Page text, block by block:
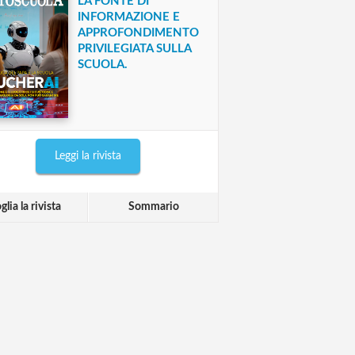
INFORMAZIONE E
APPROFONDIMENTO
PRIVILEGIATA SULLA
SCUOLA.
Leggi la rivista
la rivista Sommario